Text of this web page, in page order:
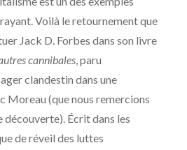
Voilà le retournement que
Jack D. Forbes dans son livre
cannibales, paru
clandestin dans une
Moreau (que nous remercions
découverte). Écrit dans les
de réveil des luttes